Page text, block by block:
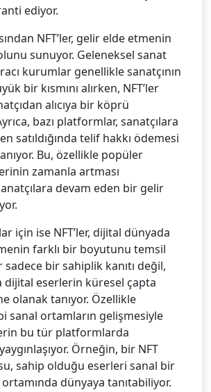
ediyor.
NFT’ler, gelir elde etmenin
sunuyor. Geleneksel sanat
kurumlar genellikle sanatçının
bir kısmını alırken, NFT’ler
alıcıya bir köprü
bazı platformlar, sanatçılara
satıldığında telif hakkı ödemesi
Bu, özellikle popüler
zamanla artması
devam eden bir gelir
için ise NFT’ler, dijital dünyada
farklı bir boyutunu temsil
sadece bir sahiplik kanıtı değil,
dijital eserlerin küresel çapta
olanak tanıyor. Özellikle
sanal ortamların gelişmesiyle
bu tür platformlarda
Örneğin, bir NFT
sahip olduğu eserleri sanal bir
dünyaya tanıtabiliyor.